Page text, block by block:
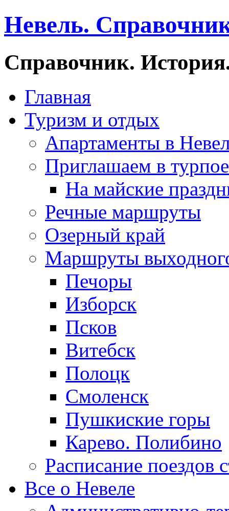
Невель.
Справочник.
Главная
Туризм и отдых
Апартаменты в
Приглашаем в
На майские
Речные маршруты
Озерный край
Маршруты
Печоры
Изборск
Псков
Витебск
Полоцк
Смоленск
Пушкиские горы
Карево. Полибино
Расписание поездов
Все о Невеле